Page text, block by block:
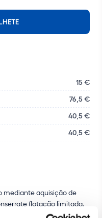
15 €
76,5 €
40,5 €
40,5 €
mediante aquisição de
(lotação limitada,